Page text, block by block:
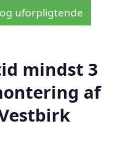
uforpligtende
mindst 3
af